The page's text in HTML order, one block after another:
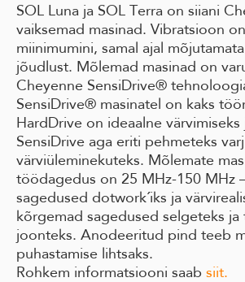
SOL Luna ja SOL Terra on siiani
vaiksemad masinad. Vibratsioon
miinimumini, samal ajal
jõudlust. Mõlemad masinad on
Cheyenne SensiDrive®
SensiDrive® masinatel on kaks
HardDrive on ideaalne
SensiDrive aga eriti pehmeteks
värviüleminekuteks. Mõlemate
töödagedus on 25 MHz-150 MHz
sagedused dotwork´iks ja
kõrgemad sagedused selgeteks ja
joonteks. Anodeeritud pind teeb
puhastamise lihtsaks.
Rohkem informatsiooni saab siit.